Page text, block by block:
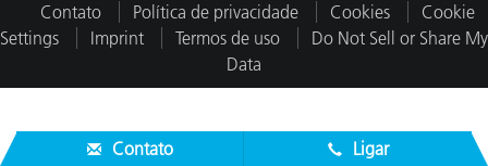
Contato
Política de privacidade Cookies
Cookie
Settings
Imprint Termos de uso
Do Not Sell or Share My
Data
Contato Ligar